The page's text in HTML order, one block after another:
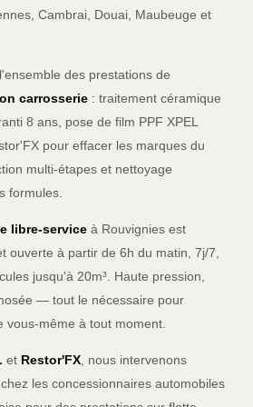
Cambrai, Douai, Maubeuge et
des prestations de
carrosserie : traitement céramique
8 ans, pose de film PPF XPEL
pour effacer les marques du
multi-étapes et nettoyage
formules.
libre-service à Rouvignies est
ouverte à partir de 6h du matin, 7j/7,
jusqu'à 20m³. Haute pression,
— tout le nécessaire pour
vous-même à tout moment.
et Restor'FX , nous intervenons
les concessionnaires automobiles